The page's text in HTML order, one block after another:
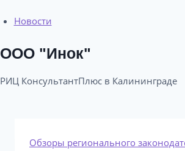
Новости
ООО "Инок"
РИЦ КонсультантПлюс в Калининграде​
Обзоры регионального